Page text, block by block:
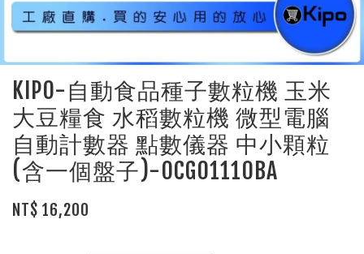
KIPO-自動食品種子數粒機 玉米
大豆糧食 水稻數粒機 微型電腦
自動計數器 點數儀器 中小顆粒
(含一個盤子)-OCG01110BA
NT$ 16,200